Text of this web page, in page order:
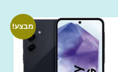
סוגים.
ניתן
לבחור
את
מבצע!